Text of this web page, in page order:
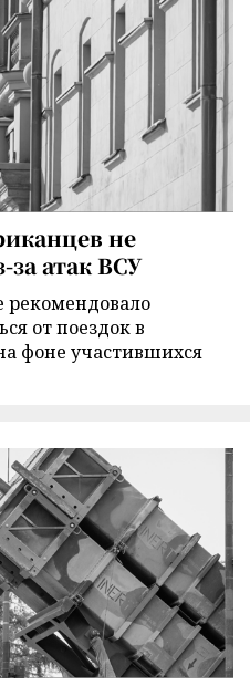
не
атак ВСУ
рекомендовало
от поездок в
фоне участившихся